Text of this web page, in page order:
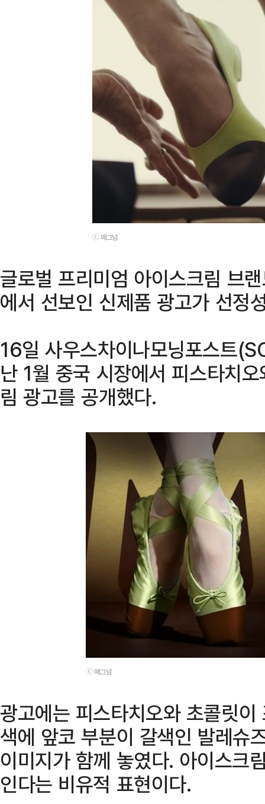
ⓒ 매그넘
글로벌 프리미엄 아이스크림 브
에서 선보인 신제품 광고가 선정
16일 사우스차이나모닝포스트
난 1월 중국 시장에서 피스타치
림 광고를 공개했다.
ⓒ 매그넘
광고에는 피스타치오와 초콜릿
색에 앞코 부분이 갈색인 발레슈
이미지가 함께 놓였다. 아이스크
인다는 비유적 표현이다.